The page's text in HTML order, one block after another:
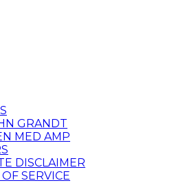
GRANDT
MED AMP
DISCLAIMER
SERVICE